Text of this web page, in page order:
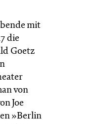
mit
die
Goetz
von
Joe
»Berlin